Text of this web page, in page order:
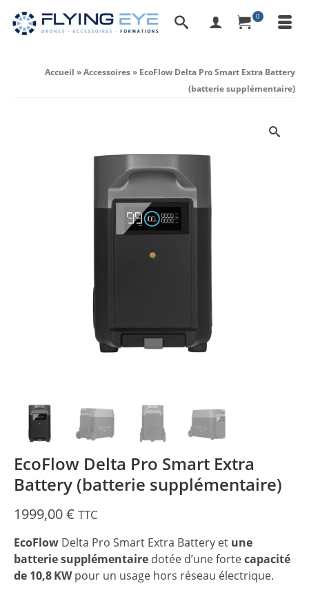
0
Accueil »Accessoires» EcoFlow Delta Pro Smart Extra Battery
(batterie supplémentaire)
EcoFlow Delta Pro Smart Extra
Battery (batterie supplémentaire)
1999,00€ TTC
EcoFlow Delta Pro Smart Extra Battery et une
batterie supplémentaire dotée d’une fortecapacité
de 10,8 KWpour un usage hors réseau électrique.